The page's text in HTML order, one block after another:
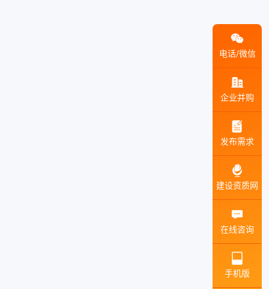
电话/微信
企业并购
发布需求
建设资质网
在线咨询
手机版